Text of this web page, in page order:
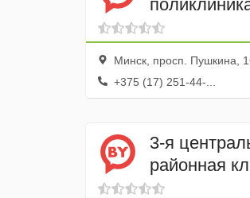
Минск, просп. Пушкина,
+375 (17) 251-44-...
3-я
районная
поликлиника